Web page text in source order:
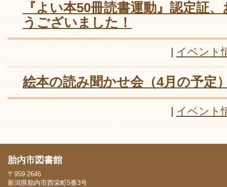
『よい本50冊読書運動』認定証
うございました！
| イベント
絵本の読み聞かせ会（4月の予定
| イベント
胎内市図書館
〒959-2646
新潟県胎内市西栄町5番3号